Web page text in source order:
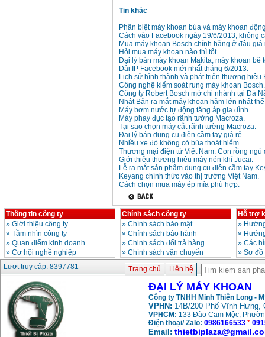
Tin khác
Phân biệt máy khoan búa và máy khoan
Cách vào Facebook ngày 19/6/2013, không
Mua máy khoan Bosch chính hãng ở đâu giá
Hỏi mua máy khoan nào thì tốt.
Đại lý bán máy khoan Makita, máy khoan bê
Dải IP Facebook mới nhất tháng 6/2013.
Lịch sử hình thành và phát triển thương hiệu
Công nghệ kiểm soát rung máy khoan Bosch.
Công ty Robert Bosch mở chi nhánh tại Đà
Nhật Bản ra mắt máy khoan hầm lớn nhất
Máy bơm nước tự động tăng áp gia đình.
Máy phay đục tạo rãnh tường Macroza.
Tại sao chọn máy cắt rãnh tường Macroza.
Đại lý bán dụng cụ điện cầm tay giá rẻ.
Nhiều xe đò không có búa thoát hiểm.
Thương mại điện tử Việt Nam: Con rồng ngủ
Giới thiệu thương hiệu máy nén khí Jucai.
Lễ ra mắt sản phẩm dụng cụ điện cầm tay
Keyang chính thức vào thị trường Việt Nam.
Cách chọn mua máy ép mía phù hợp.
Thông tin công ty
» Giới thiệu công ty
» Tầm nhìn công ty
» Quan điểm kinh doanh
» Cơ hội nghề nghiệp
Chính sách công ty
» Chính sách bảo mật
» Chính sách bảo hành
» Chinh sách đổi trả hàng
» Chính sách vận chuyển
Hỗ trợ
»
»
» Các
» Sơ
Lượt truy cập: 8397781
Trang chủ Liên hệ
ĐẠI LÝ MÁY KHOAN
Công ty TNHH Minh Thiên Long -
VPHN: 14B/200 Phố Vĩnh Hưng,
VPHCM: 133 Đào Cam Mộc,
Điện thoại/ Zalo: 0986166533 *
Email: